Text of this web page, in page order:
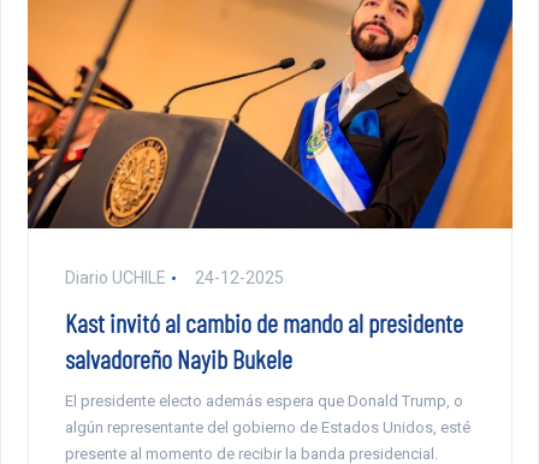
Diario UCHILE 24-12-2025
Kast invitó al cambio de mando al presidente
salvadoreño Nayib Bukele
El presidente electo además espera que Donald Trump, o
algún representante del gobierno de Estados Unidos, esté
presente al momento de recibir la banda presidencial.